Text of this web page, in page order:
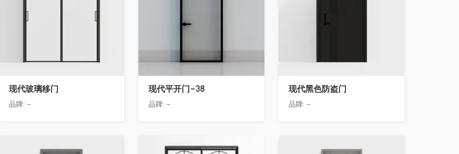
现代玻璃移门
品牌: -
现代平开门-38
品牌: -
现代黑色防盗门
品牌: -
收藏 收藏 收藏